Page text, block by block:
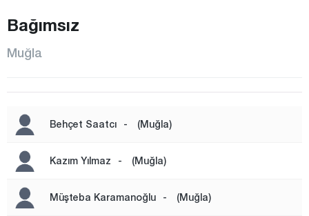
YATAĞAN
Muş
Nevşehir
Bağımsız
Muğla
Behçet Saatcı - (Muğla)
Kazım Yılmaz - (Muğla)
Müşteba Karamanoğlu - (Muğla)